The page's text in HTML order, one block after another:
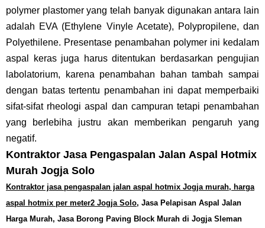
polymer plastomer yang telah banyak digunakan antara lain
adalah EVA (Ethylene Vinyle Acetate), Polypropilene, dan
Polyethilene. Presentase penambahan polymer ini kedalam
aspal keras juga harus ditentukan berdasarkan pengujian
labolatorium, karena penambahan bahan tambah sampai
dengan batas tertentu penambahan ini dapat memperbaiki
sifat-sifat rheologi aspal dan campuran tetapi penambahan
yang berlebiha justru akan memberikan pengaruh yang
negatif.
Kontraktor Jasa Pengaspalan Jalan Aspal Hotmix
Murah Jogja Solo
Kontraktor jasa pengaspalan jalan aspal hotmix Jogja murah, harga
aspal hotmix per meter2 Jogja Solo, Jasa Pelapisan Aspal Jalan
Harga Murah, Jasa Borong Paving Block Murah di Jogja Sleman